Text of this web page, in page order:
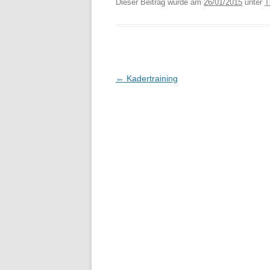
Dieser Beitrag wurde am 26/01/2015 unter
Beitragsnavigation
← Kadertraining